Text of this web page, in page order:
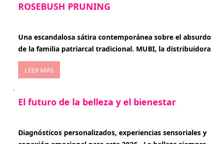
ROSEBUSH PRUNING
Una escandalosa sátira contemporánea sobre el absurdo
de la familia patriarcal tradicional. MUBI, la distribuidora
LEER MÁS
El futuro de la belleza y el bienestar
Diagnósticos personalizados, experiencias sensoriales y